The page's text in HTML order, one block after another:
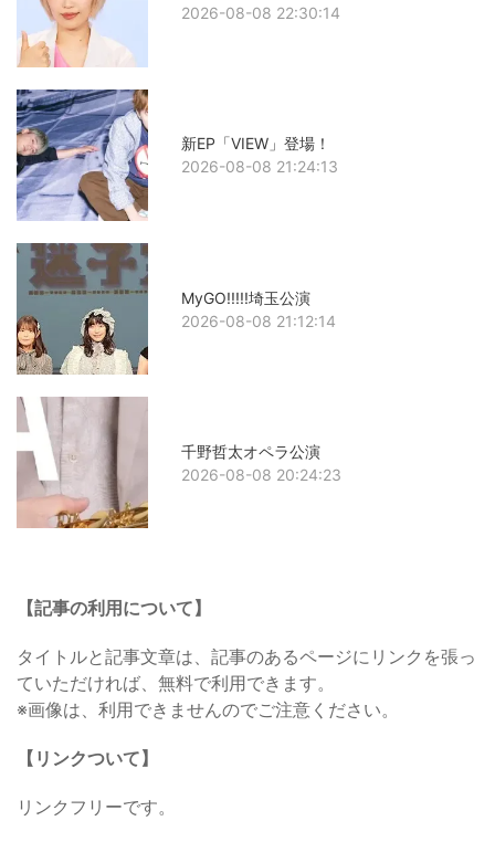
2026-08-08 22:30:14
新EP「VIEW」登場！
2026-08-08 21:24:13
MyGO!!!!!埼玉公演
2026-08-08 21:12:14
千野哲太オペラ公演
2026-08-08 20:24:23
【記事の利用について】
タイトルと記事文章は、記事のあるページにリンクを張っ
ていただければ、無料で利用できます。
※画像は、利用できませんのでご注意ください。
【リンクついて】
リンクフリーです。